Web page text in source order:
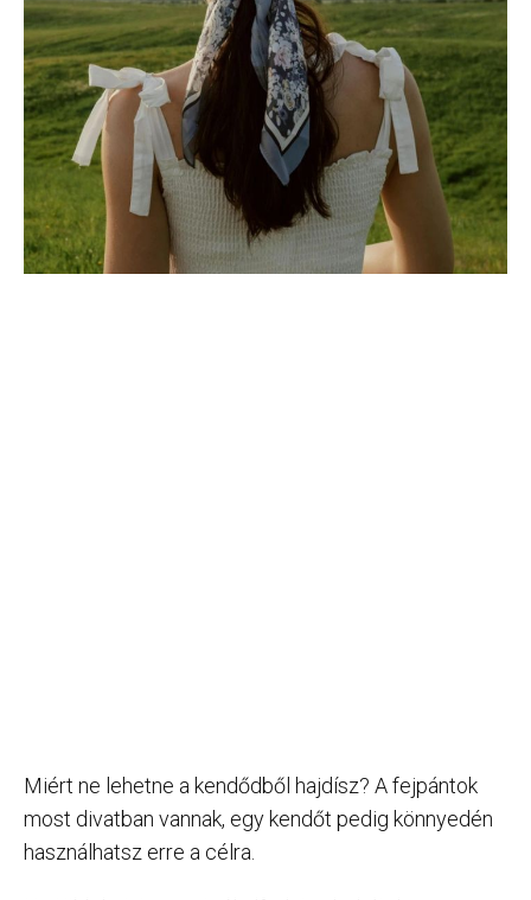
Miért ne lehetne a kendődből hajdísz? A fejpántok
most divatban vannak, egy kendőt pedig könnyedén
használhatsz erre a célra.